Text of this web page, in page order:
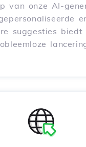
van onze AI-
suggesties biedt